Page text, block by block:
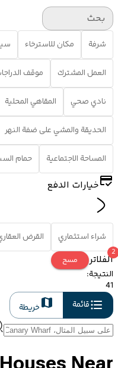
بحث
شرفة مكان للاسترخاء
العمل المشترك موقف
نادي صحي المقاهي المحلية
الحديقة والمشي على ضفة النهر
المساحة الاجتماعية حمام
خيارات الدفع
شراء استثماري القرض
الفلاتر
2
مسح
النتيجة:
41
قائمة
خريطة